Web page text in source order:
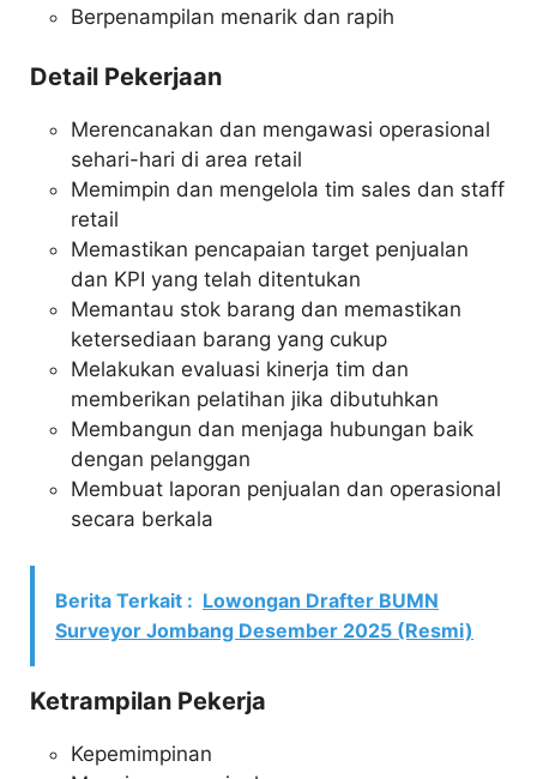
Berpenampilan menarik dan rapih
Detail Pekerjaan
Merencanakan dan mengawasi operasional
sehari-hari di area retail
Memimpin dan mengelola tim sales dan staff
retail
Memastikan pencapaian target penjualan
dan KPI yang telah ditentukan
Memantau stok barang dan memastikan
ketersediaan barang yang cukup
Melakukan evaluasi kinerja tim dan
memberikan pelatihan jika dibutuhkan
Membangun dan menjaga hubungan baik
dengan pelanggan
Membuat laporan penjualan dan operasional
secara berkala
Berita Terkait : Lowongan Drafter BUMN
Surveyor Jombang Desember 2025 (Resmi)
Ketrampilan Pekerja
Kepemimpinan